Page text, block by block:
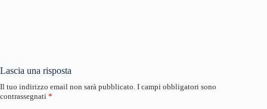
Lascia una risposta
Il tuo indirizzo email non sarà pubblicato. I campi obbligatori sono
contrassegnati *